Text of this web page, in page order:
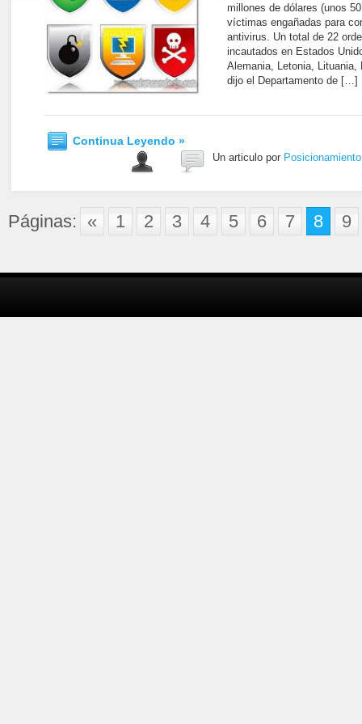
millones de dólares (unos
víctimas engañadas para
antivirus. Un total de 22
incautados en Estados
Alemania, Letonia, Lituania,
dijo el Departamento de […]
Continua Leyendo »
Un articulo por
Páginas: « 1 2 3 4 5 6 7 8 9